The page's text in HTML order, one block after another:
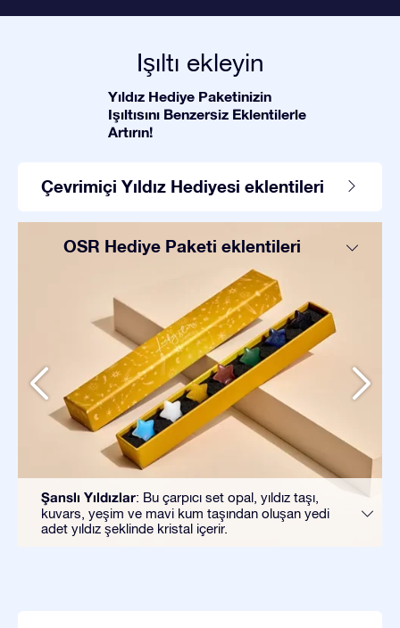
Işıltı ekleyin
Yıldız Hediye Paketinizin
Işıltısını Benzersiz Eklentilerle
Artırın!
Çevrimiçi Yıldız Hediyesi eklentileri
OSR Hediye Paketi eklentileri
Şanslı Yıldızlar: Bu çarpıcı set opal, yıldız taşı,
kuvars, yeşim ve mavi kum taşından oluşan yedi
adet yıldız şeklinde kristal içerir.